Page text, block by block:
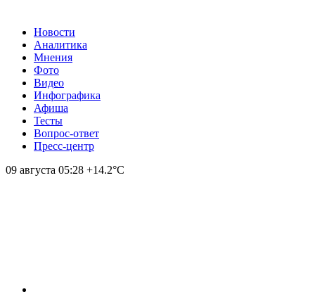
Новости
Аналитика
Мнения
Фото
Видео
Инфографика
Афиша
Тесты
Вопрос-ответ
Пресс-центр
09 августа 05:28 +14.2°С